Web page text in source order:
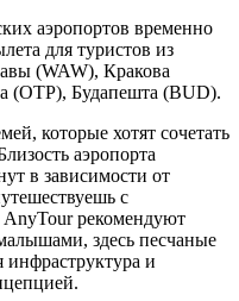
аэропортов временно
для туристов из
(WAW), Кракова
(OTP), Будапешта (BUD).
которые хотят сочетать
аэропорта
в зависимости от
с
рекомендуют
здесь песчаные
и